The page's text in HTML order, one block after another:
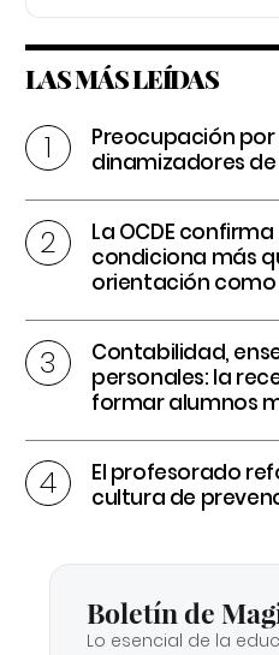
LAS MÁS LEÍDAS
Preocupación por
dinamizadores de
La OCDE
condiciona más
orientación
Contabilidad,
personales: la
formar alumnos
El profesorado
cultura de
Boletín de
Lo esencial de la